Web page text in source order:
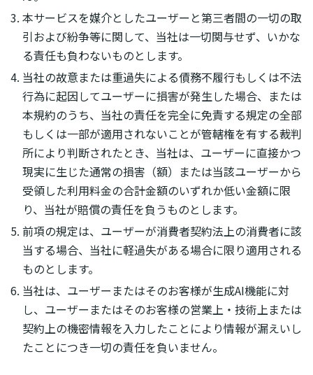
本サービスを媒介としたユーザーと第三者間の一切の取
引および紛争等に関して、当社は一切関与せず、いかな
る責任も負わないものとします。
当社の故意または重過失による債務不履行もしくは不法
行為に起因してユーザーに損害が発生した場合、または
本規約のうち、当社の責任を完全に免責する規定の全部
もしくは一部が適用されないことが管轄権を有する裁判
所により判断されたとき、当社は、ユーザーに直接かつ
現実に生じた通常の損害（額）または当該ユーザーから
受領した利用料金の合計金額のいずれか低い金額に限
り、当社が賠償の責任を負うものとします。
前項の規定は、ユーザーが消費者契約法上の消費者に該
当する場合、当社に軽過失がある場合に限り適用される
ものとします。
当社は、ユーザーまたはそのお客様が生成AI機能に対
し、ユーザーまたはそのお客様の営業上・技術上または
契約上の機密情報を入力したことにより情報が漏えいし
たことにつき一切の責任を負いません。